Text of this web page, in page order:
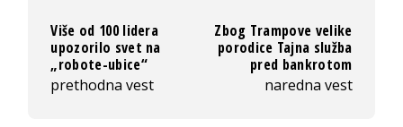
Više od 100 lidera
upozorilo svet na
„robote-ubice“
prethodna vest
Zbog Trampove velike
porodice Tajna služba
pred bankrotom
naredna vest